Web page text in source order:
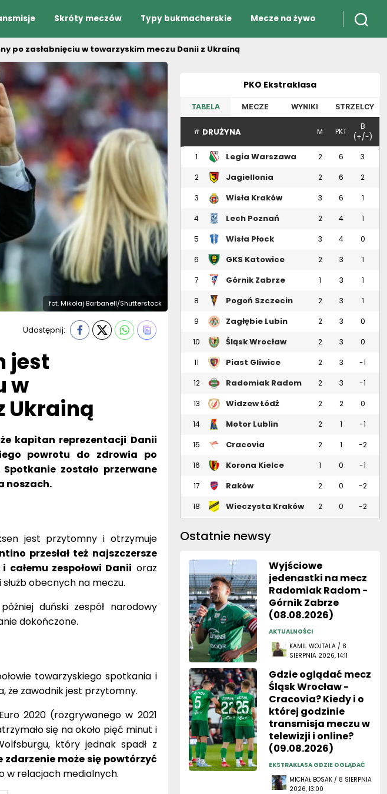
Skróty meczów Typy bukmacherskie Mecze na żywo
po zasłabnięciu w towarzyskim meczu Danii z Ukrainą
fot. Mikołaj Barbanell/Shutterstock
Udostępnij:
jest
w
Ukrainą
kapitan reprezentacji Danii
powrotu do zdrowia po
zostało przerwane
noszach.
jest przytomny i otrzymuje
przesłał też najszczersze
zespołowi Danii oraz
obecnych na meczu.
duński zespół narodowy
dokończone.
towarzyskiego spotkania i
że zawodnik jest przytomny.
2020 (rozgrywanego w 2021
się na około pięć minut i
który jednak spadł z
może się powtórzyć
w relacjach medialnych.
PKO Ekstraklasa
TABELA MECZE WYNIKI STRZELCY
# DRUŻYNA M PKT
B
(+/-)
1
Legia Warszawa 2 6 3
2
Jagiellonia
2 6 2
3 Wisła Kraków 3 6 1
4 Lech Poznań 2 4 1
5 Wisła Płock 3 4 0
6 GKS Katowice 2 3 1
7 Górnik Zabrze 1 3 1
8 Pogoń Szczecin 2 3 1
9 Zagłębie Lubin 2 3 0
10 Śląsk Wrocław 2 3 0
11 Piast Gliwice 2 3 -1
12 Radomiak Radom 2 3 -1
13 Widzew Łódź 2 2 0
14 Motor Lublin 2 1 -1
15 Cracovia 2 1 -2
16 Korona Kielce 1 0 -1
17
Raków
2 0 -2
18 Wieczysta Kraków 2 0 -2
Ostatnie newsy
Wyjściowe
jedenastki na mecz
Radomiak Radom -
Górnik Zabrze
(08.08.2026)
AKTUALNOŚCI
KAMIL WOJTALA / 8
SIERPNIA 2026, 14:11
Gdzie oglądać mecz
Śląsk Wrocław -
Cracovia? Kiedy i o
której godzinie
transmisja meczu w
telewizji i online?
(09.08.2026)
EKSTRAKLASA GDZIE OGLĄDAĆ
MICHAŁ BOSAK / 8 SIERPNIA
2026, 13:00